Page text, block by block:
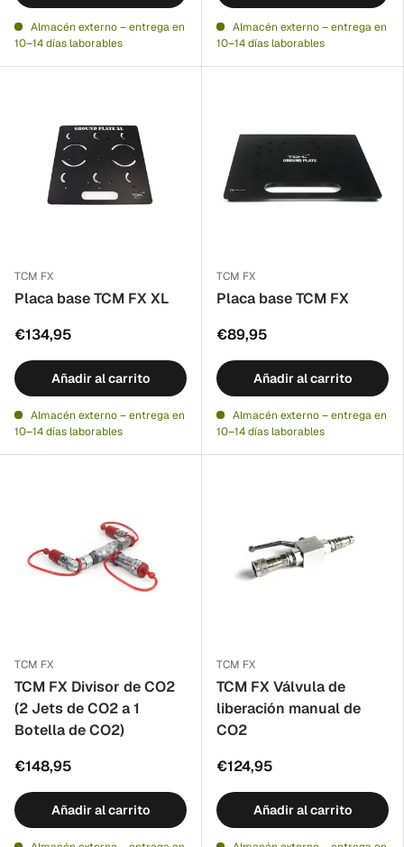
Almacén externo – entrega en
10–14 días laborables
Almacén externo – entrega en
10–14 días laborables
TCM FX
Placa base TCM FX XL
€134,95
Añadir al carrito
Almacén externo – entrega en
10–14 días laborables
TCM FX
Placa base TCM FX
€89,95
Añadir al carrito
Almacén externo – entrega en
10–14 días laborables
TCM FX
TCM FX Divisor de CO2
(2 Jets de CO2 a 1
Botella de CO2)
€148,95
Añadir al carrito
TCM FX
TCM FX Válvula de
liberación manual de
CO2
€124,95
Añadir al carrito